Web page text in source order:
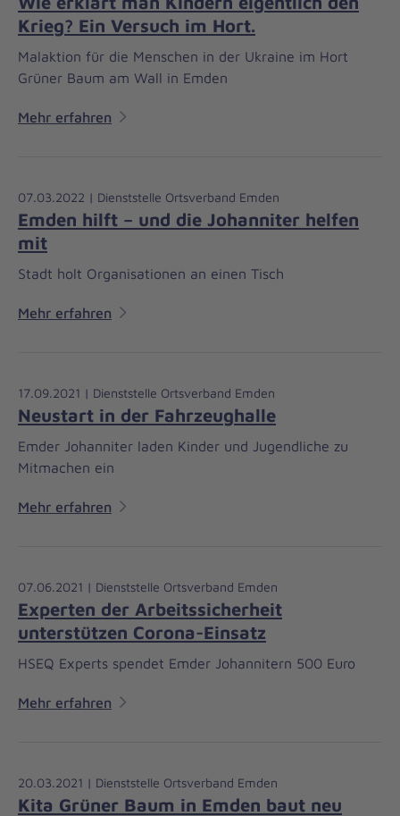
Krieg? Ein Versuch im Hort.
Malaktion für die Menschen in der Ukraine im Hort
Grüner Baum am Wall in Emden
Mehr erfahren
07.03.2022 | Dienststelle Ortsverband Emden
Emden hilft – und die Johanniter helfen
mit
Stadt holt Organisationen an einen Tisch
Mehr erfahren
17.09.2021 | Dienststelle Ortsverband Emden
Neustart in der Fahrzeughalle
Emder Johanniter laden Kinder und Jugendliche zu
Mitmachen ein
Mehr erfahren
07.06.2021 | Dienststelle Ortsverband Emden
Experten der Arbeitssicherheit
unterstützen Corona-Einsatz
HSEQ Experts spendet Emder Johannitern 500 Euro
Mehr erfahren
20.03.2021 | Dienststelle Ortsverband Emden
Kita Grüner Baum in Emden baut neu